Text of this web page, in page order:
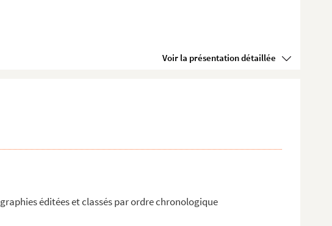
Voir la présentation détaillée
éditées et classés par ordre chronologique